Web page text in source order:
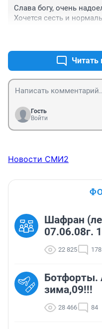
Слава богу, очень
Хочется сесть и
Читать
Гость
Войти
Новости СМИ2
Шафран
07.06.08г.
22 825 178
Ботфорты.
зима,09!!!
28 466 84